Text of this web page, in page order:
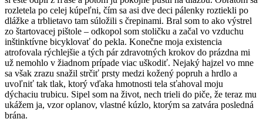
rozletela po celej kúpeľni, čím sa asi dve deci pálenky roztiekli po
dlážke a trblietavo tam súložili s črepinami. Bral som to ako výstrel
zo štartovacej pištole – odkopol som stoličku a začal vo vzduchu
inštinktívne bicyklovať do pekla. Konečne moja existencia
atrofovala rýchlejšie a tých pár zdravotných krokov do prázdna mi
už nemohlo v žiadnom prípade viac uškodiť. Nejaký hajzel vo mne
sa však zrazu snažil strčiť prsty medzi kožený popruh a hrdlo a
uvoľniť tak tlak, ktorý vďaka hmotnosti tela sťahoval moju
dýchaciu trubicu. Sipel som na život, nech trieli do piče, že teraz mu
ukážem ja, vzor oplanov, vlastné kúzlo, ktorým sa zatvára posledná
brána.